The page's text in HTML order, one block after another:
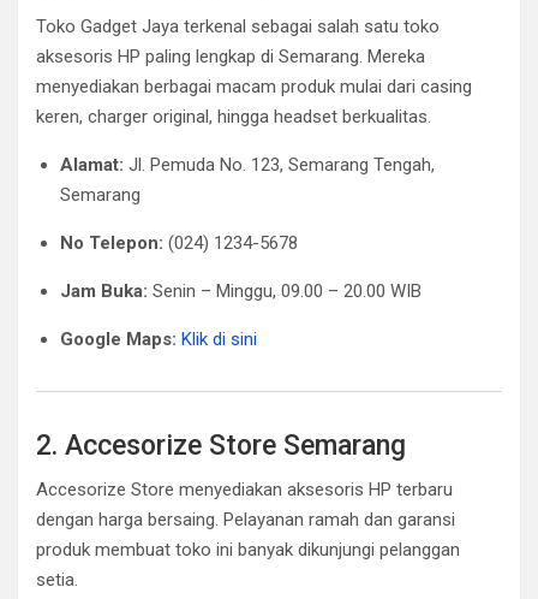
Toko Gadget Jaya terkenal sebagai salah satu toko
aksesoris HP paling lengkap di Semarang. Mereka
menyediakan berbagai macam produk mulai dari casing
keren, charger original, hingga headset berkualitas.
Alamat: Jl. Pemuda No. 123, Semarang Tengah,
Semarang
No Telepon: (024) 1234-5678
Jam Buka: Senin – Minggu, 09.00 – 20.00 WIB
Google Maps: Klik di sini
2. Accesorize Store Semarang
Accesorize Store menyediakan aksesoris HP terbaru
dengan harga bersaing. Pelayanan ramah dan garansi
produk membuat toko ini banyak dikunjungi pelanggan
setia.